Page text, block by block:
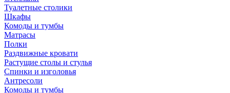
Туалетные столики
Шкафы
Комоды и тумбы
Матрасы
Полки
Раздвижные кровати
Растущие столы и стулья
Спинки и изголовья
Антресоли
Комоды и тумбы